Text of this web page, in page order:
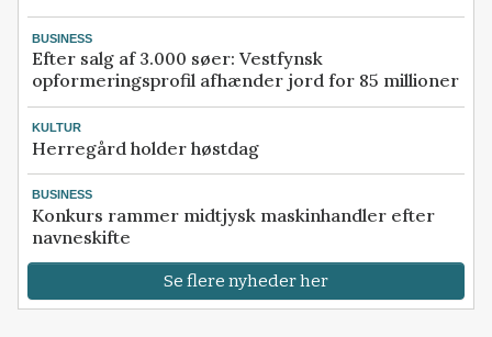
BUSINESS
Efter salg af 3.000 søer: Vestfynsk
opformeringsprofil afhænder jord for 85 millioner
KULTUR
Herregård holder høstdag
BUSINESS
Konkurs rammer midtjysk maskinhandler efter
navneskifte
Se flere nyheder her